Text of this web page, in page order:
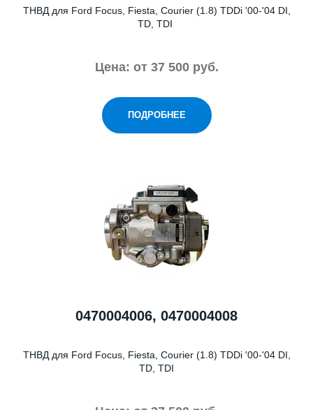
ТНВД для Ford Focus, Fiesta, Courier (1.8) TDDi '00-'04 DI,
TD, TDI
Цена: от 37 500 руб.
ПОДРОБНЕЕ
0470004006, 0470004008
ТНВД для Ford Focus, Fiesta, Courier (1.8) TDDi '00-'04 DI,
TD, TDI